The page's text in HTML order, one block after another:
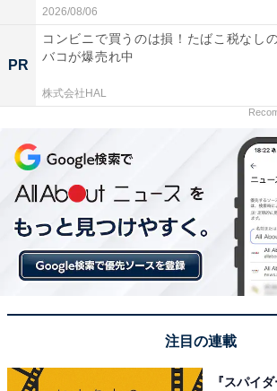
2026/08/06
PR
コンビニで買うのは損！たばこ税なし
バコが爆売れ中
株式会社HAL
注目の連載
『スパイ